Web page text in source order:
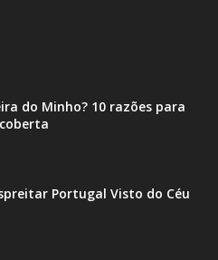
do Minho? 10 razões para
Portugal Visto do Céu